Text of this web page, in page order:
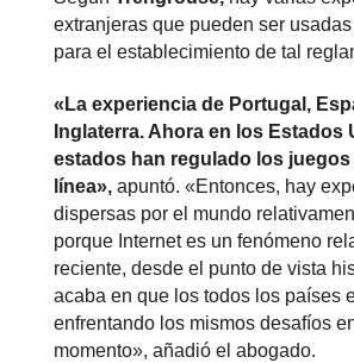
extranjeras que pueden ser
para el establecimiento de tal
«La experiencia de Portugal,
Inglaterra. Ahora en los Estados
estados han regulado los juegos
línea»,apuntó. «Entonces, hay
dispersas por el mundo
porque Internet es un fenómeno
reciente, desde el punto de vista
acaba en que los todos los países
enfrentando los mismos desafíos
momento», añadió el abogado.